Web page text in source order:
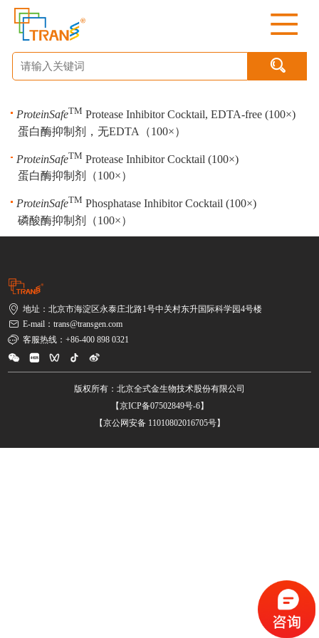

ProteinSafeTM Protease Inhibitor Cocktail, EDTA-free (100×)
蛋白酶抑制剂，无EDTA（100×）
ProteinSafeTM Protease Inhibitor Cocktail (100×)
蛋白酶抑制剂（100×）
ProteinSafeTM Phosphatase Inhibitor Cocktail (100×)
磷酸酶抑制剂（100×）
地址：北京市海淀区永泰庄北路1号中关村东升国际科学园4号楼
E-mail：trans@transgen.com
客服热线：+86-400 898 0321
版权所有：北京全式金生物技术股份有限公司
【京ICP备07502849号-6】
【京公网安备 11010802016705号】